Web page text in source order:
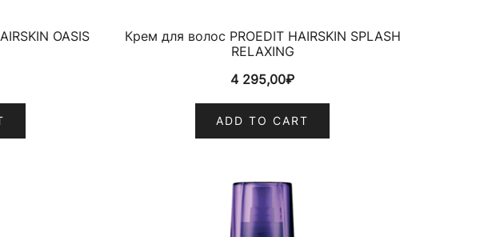
OASIS
Крем для волос PROEDIT HAIRSKIN SPLASH
RELAXING
4 295,00₽
ADD TO CART